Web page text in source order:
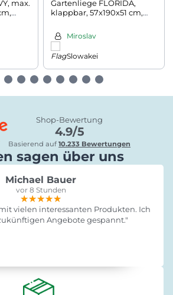
max.
Gartenliege FLORIDA,
klappbar, 57x190x51 cm,
Miroslav
Slowakei
Shop-Bewertung
4.9/5
Basierend auf10.233 Bewertungen
sagen über uns
Michael Bauer
vor 8 Stunden
★★★★★
★★★★★
★★★★★
vielen interessanten Produkten. Ich
Angebote gespannt."